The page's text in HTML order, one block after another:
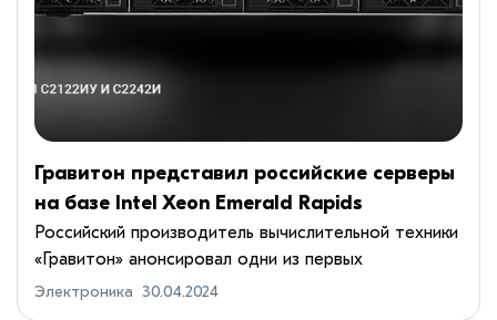
Гравитон представил российские серверы
на базе Intel Xeon Emerald Rapids
Российский производитель вычислительной техники
«Гравитон» анонсировал одни из первых
отечественных серверов на аппаратной
Электроника 30.04.2024